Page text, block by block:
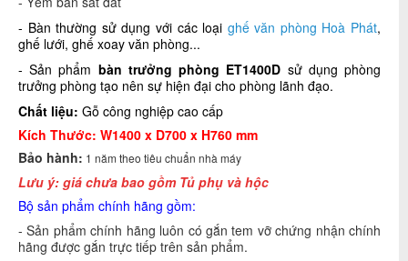
- Bàn thường sử dụng với các loại ghế văn phòng Hoà Phát,
ghế lưới, ghế xoay văn phòng...
- Sản phẩm bàn trưởng phòng ET1400D sử dụng phòng
trưởng phòng tạo nên sự hiện đại cho phòng lãnh đạo.
Chất liệu: Gỗ công nghiệp cao cấp
Kích Thước: W1400 x D700 x H760 mm
Bảo hành: 1 năm theo tiêu chuẩn nhà máy
Lưu ý: giá chưa bao gồm Tủ phụ và hộc
Bộ sản phẩm chính hãng gồm:
- Sản phẩm chính hãng luôn có gắn tem vỡ chứng nhận chính
hãng được gắn trực tiếp trên sản phẩm.